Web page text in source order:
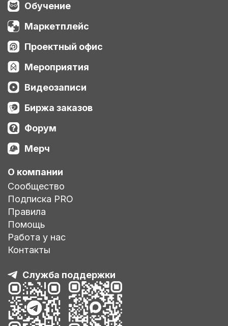
Обучение
Маркетплейс
Проектный офис
Мероприятия
Видеозаписи
Биржа заказов
Форум
Мерч
О компании
Сообщество
Подписка PRO
Правила
Помощь
Работа у нас
Контакты
Служба поддержки